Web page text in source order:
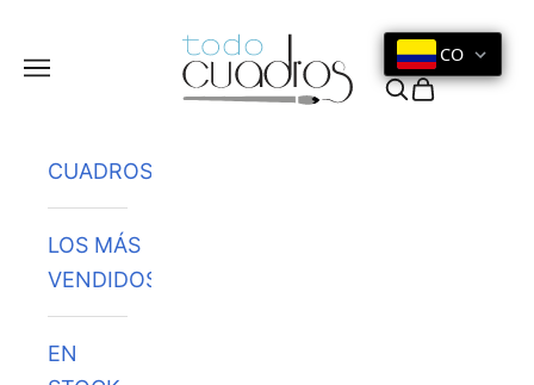
Menú
CO
Buscar
Cesta
CUADROS
LOS MÁS
VENDIDOS
EN